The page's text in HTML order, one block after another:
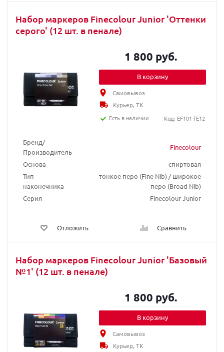
Набор маркеров Finecolour Junior 'Оттенки
серого' (12 шт. в пенале)
Бренд/
Производитель
Finecolour
Основа
спиртовая
Тип
наконечника
тонкое перо (Fine Nib) / широкое
перо (Broad Nib)
Серия
Finecolour Junior
Отложить Сравнить
1 800 руб.
В корзину
Самовывоз
Курьер, ТК
Есть в наличии
Код: EF101-TE12
Набор маркеров Finecolour Junior 'Базовый
№1' (12 шт. в пенале)
1 800 руб.
В корзину
Самовывоз
Курьер, ТК